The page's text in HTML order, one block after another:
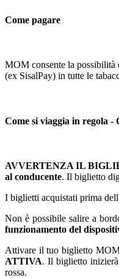
Come pagare
MOM consente la possibilità
(ex SisalPay) in tutte le
Come si viaggia in regola
AVVERTENZA IL
al conducente. Il biglietto
I biglietti acquistati prima
Non è possibile salire a
funzionamento del
Attivare il tuo biglietto
ATTIVA. Il biglietto
rossa.